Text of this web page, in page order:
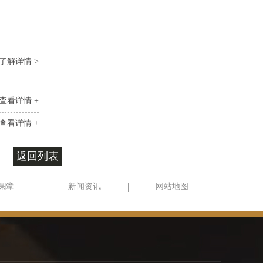
了解详情 >
看详情 +
看详情 +
返回列表
障 新闻资讯 网站地图